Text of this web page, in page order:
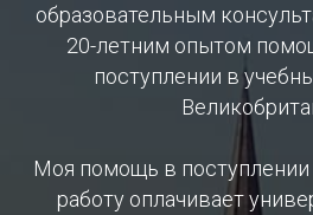
образовательным
20-летним опытом
поступлении в
Моя помощь в
работу оплачивает